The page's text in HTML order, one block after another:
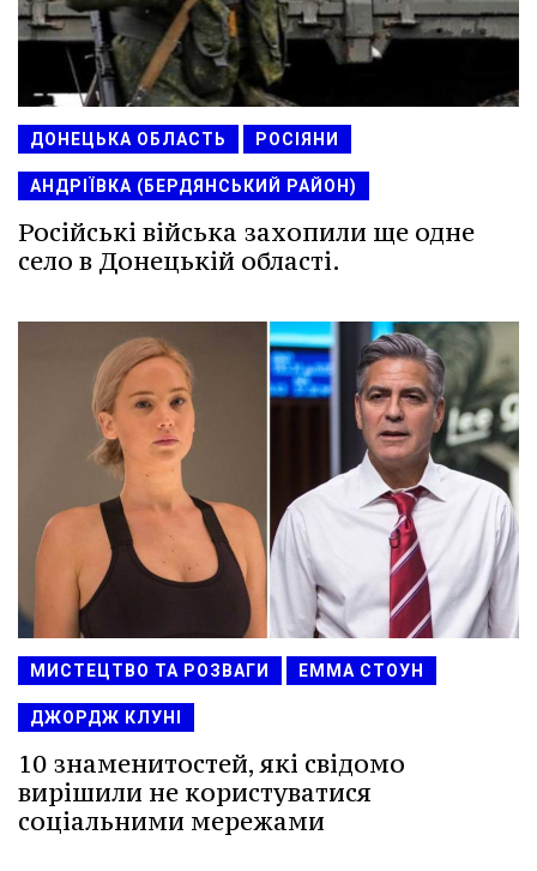
ДОНЕЦЬКА ОБЛАСТЬ РОСІЯНИ
АНДРІЇВКА (БЕРДЯНСЬКИЙ РАЙОН)
Російські війська захопили ще одне
село в Донецькій області.
МИСТЕЦТВО ТА РОЗВАГИ ЕММА СТОУН
ДЖОРДЖ КЛУНІ
10 знаменитостей, які свідомо
вирішили не користуватися
соціальними мережами